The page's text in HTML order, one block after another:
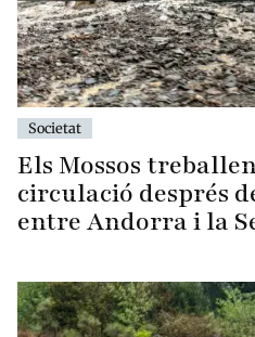
Societat
Els Mossos
circulació després
entre Andorra i la